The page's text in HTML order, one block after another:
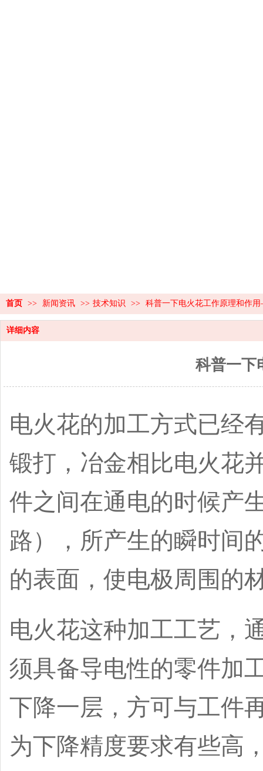
首页 >> 新闻资讯 >> 技术知识 >> 科普一下电火花工作原理和作
详细内容
科普一
电火花的加工方式已经
锻打，冶金相比电火花
件之间在通电的时候产
路），所产生的瞬时间
的表面，使电极周围的
电火花这种加工工艺，
须具备导电性的零件加
下降一层，方可与工件
为下降精度要求有些高